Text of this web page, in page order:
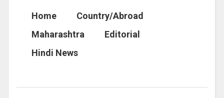
Home
Country/Abroad
Maharashtra
Editorial
Hindi News